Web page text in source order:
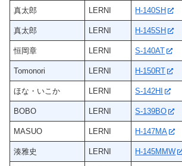
真太郎 LERNI H-140SH
真太郎 LERNI H-145SH
恒岡章 LERNI S-140AT
Tomonori LERNI H-150RT
ほな・いこか LERNI S-142HI
BOBO LERNI S-139BO
MASUO LERNI H-147MA
湊雅史 LERNI H-145MMW